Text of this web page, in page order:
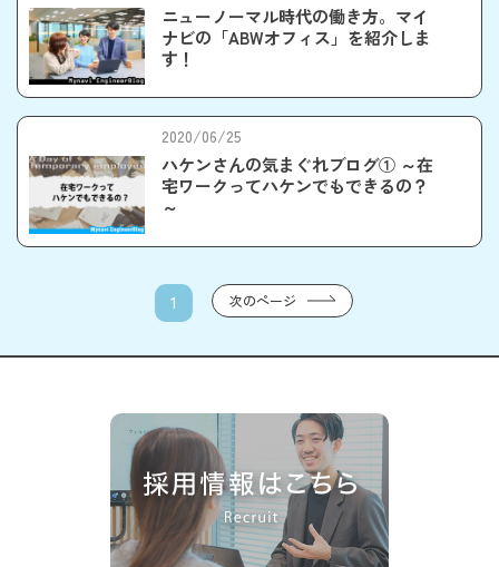
ニューノーマル時代の働き方。マイ
ナビの「ABWオフィス」を紹介しま
す！
2020/06/25
ハケンさんの気まぐれブログ① ～在
宅ワークってハケンでもできるの？
～
1 次のページ